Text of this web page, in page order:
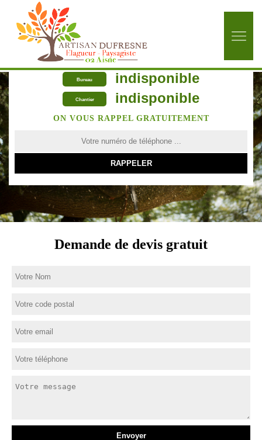
Bureau indisponible
Chantier indisponible
ON VOUS RAPPEL GRATUITEMENT
Demande de devis gratuit